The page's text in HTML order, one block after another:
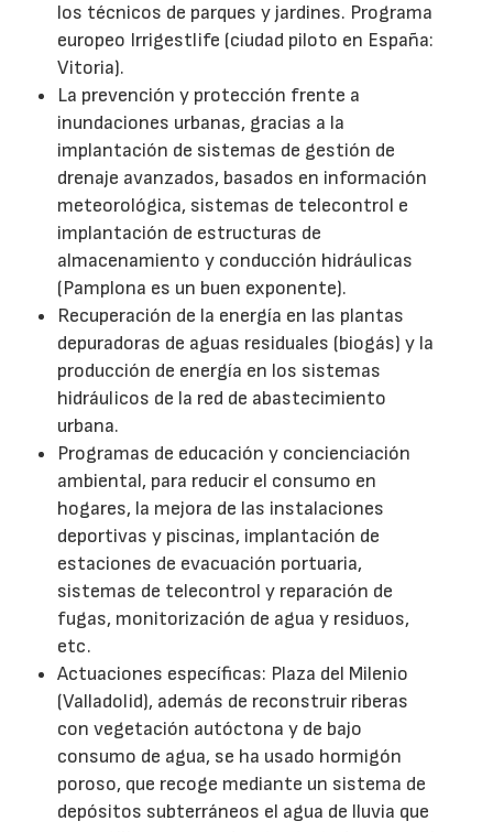
los técnicos de parques y jardines. Programa
europeo Irrigestlife (ciudad piloto en España:
Vitoria).
La prevención y protección frente a
inundaciones urbanas, gracias a la
implantación de sistemas de gestión de
drenaje avanzados, basados en información
meteorológica, sistemas de telecontrol e
implantación de estructuras de
almacenamiento y conducción hidráulicas
(Pamplona es un buen exponente).
Recuperación de la energía en las plantas
depuradoras de aguas residuales (biogás) y la
producción de energía en los sistemas
hidráulicos de la red de abastecimiento
urbana.
Programas de educación y concienciación
ambiental, para reducir el consumo en
hogares, la mejora de las instalaciones
deportivas y piscinas, implantación de
estaciones de evacuación portuaria,
sistemas de telecontrol y reparación de
fugas, monitorización de agua y residuos,
etc.
Actuaciones específicas: Plaza del Milenio
(Valladolid), además de reconstruir riberas
con vegetación autóctona y de bajo
consumo de agua, se ha usado hormigón
poroso, que recoge mediante un sistema de
depósitos subterráneos el agua de lluvia que